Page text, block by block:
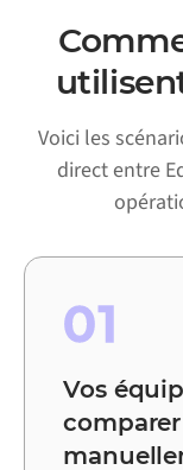
Voici les
direct entre
01
Vos